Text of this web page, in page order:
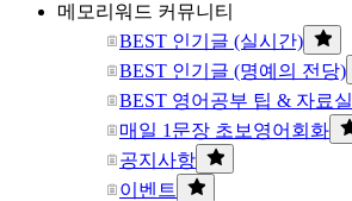
메모리워드 커뮤니티
BEST 인기글 (실시간)
BEST 인기글 (명예의 전당)
BEST 영어공부 팁 & 자료실
매일 1문장 초보영어회화
공지사항
이벤트